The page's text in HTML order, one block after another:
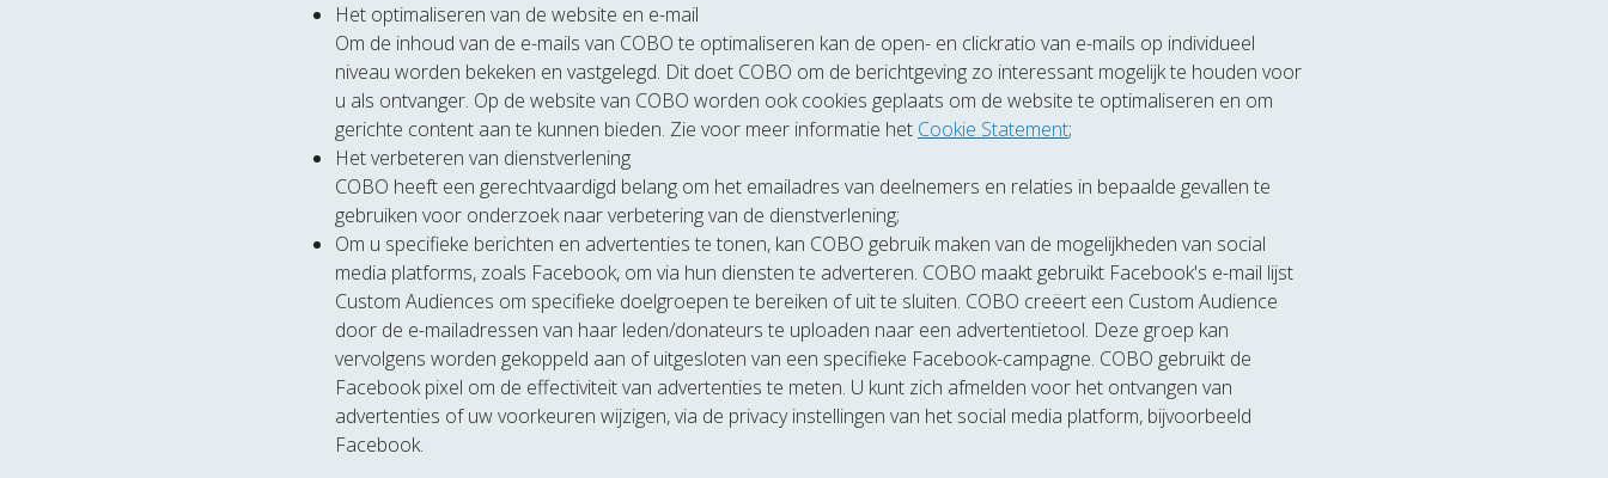
Het optimaliseren van de website en e-mail
Om de inhoud van de e-mails van COBO te optimaliseren kan de open- en clickratio van e-mails op individueel
niveau worden bekeken en vastgelegd. Dit doet COBO om de berichtgeving zo interessant mogelijk te houden voor
u als ontvanger. Op de website van COBO worden ook cookies geplaats om de website te optimaliseren en om
gerichte content aan te kunnen bieden. Zie voor meer informatie het Cookie Statement;
Het verbeteren van dienstverlening
COBO heeft een gerechtvaardigd belang om het emailadres van deelnemers en relaties in bepaalde gevallen te
gebruiken voor onderzoek naar verbetering van de dienstverlening;
Om u specifieke berichten en advertenties te tonen, kan COBO gebruik maken van de mogelijkheden van social
media platforms, zoals Facebook, om via hun diensten te adverteren. COBO maakt gebruikt Facebook's e-mail lijst
Custom Audiences om specifieke doelgroepen te bereiken of uit te sluiten. COBO creëert een Custom Audience
door de e-mailadressen van haar leden/donateurs te uploaden naar een advertentietool. Deze groep kan
vervolgens worden gekoppeld aan of uitgesloten van een specifieke Facebook-campagne. COBO gebruikt de
Facebook pixel om de effectiviteit van advertenties te meten. U kunt zich afmelden voor het ontvangen van
advertenties of uw voorkeuren wijzigen, via de privacy instellingen van het social media platform, bijvoorbeeld
Facebook.